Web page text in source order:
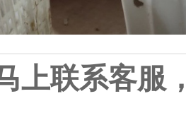
上联系客服